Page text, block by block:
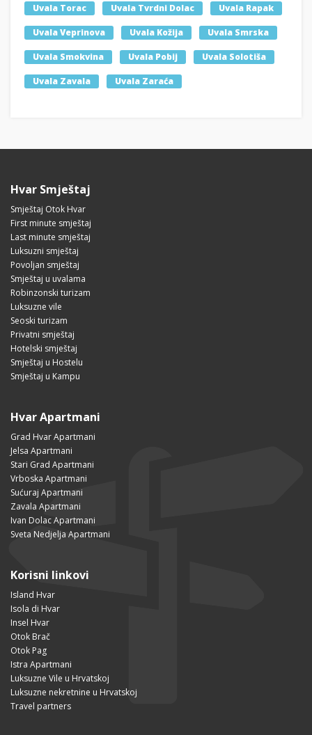
Uvala Torac Uvala Tvrdni Dolac Uvala Rapak
Uvala Veprinova Uvala Kožija Uvala Smrska
Uvala Smokvina Uvala Pobij Uvala Solotiša
Uvala Zavala Uvala Zaraća
Hvar Smještaj
Smještaj Otok Hvar
First minute smještaj
Last minute smještaj
Luksuzni smještaj
Povoljan smještaj
Smještaj u uvalama
Robinzonski turizam
Luksuzne vile
Seoski turizam
Privatni smještaj
Hotelski smještaj
Smještaj u Hostelu
Smještaj u Kampu
Hvar Apartmani
Grad Hvar Apartmani
Jelsa Apartmani
Stari Grad Apartmani
Vrboska Apartmani
Sućuraj Apartmani
Zavala Apartmani
Ivan Dolac Apartmani
Sveta Nedjelja Apartmani
Korisni linkovi
Island Hvar
Isola di Hvar
Insel Hvar
Otok Brač
Otok Pag
Istra Apartmani
Luksuzne Vile u Hrvatskoj
Luksuzne nekretnine u Hrvatskoj
Travel partners